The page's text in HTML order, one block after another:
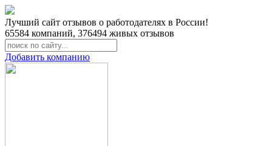
Лучший сайт отзывов о работодателях в России!
65584 компаний, 376494 живых отзывов
Добавить компанию